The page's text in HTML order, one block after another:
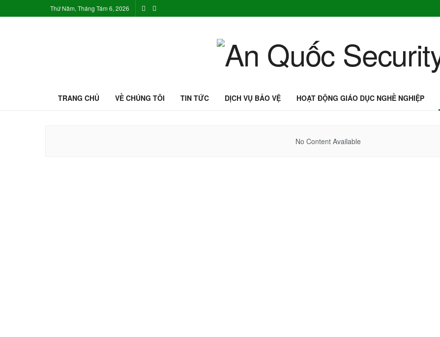
Thứ Năm, Tháng Tám 6, 2026
TRANG CHỦ VỀ CHÚNG TÔI TIN TỨC DỊCH VỤ BẢO VỆ HOẠT ĐỘNG GIÁO DỤC NGHỀ NGHIỆP
No Content Available